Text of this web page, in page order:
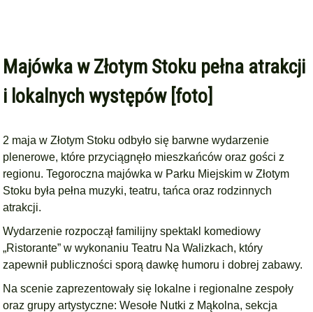
Majówka w Złotym Stoku pełna atrakcji
i lokalnych występów [foto]
2 maja w Złotym Stoku odbyło się barwne wydarzenie
plenerowe, które przyciągnęło mieszkańców oraz gości z
regionu. Tegoroczna majówka w Parku Miejskim w Złotym
Stoku była pełna muzyki, teatru, tańca oraz rodzinnych
atrakcji.
Wydarzenie rozpoczął familijny spektakl komediowy
„Ristorante” w wykonaniu Teatru Na Walizkach, który
zapewnił publiczności sporą dawkę humoru i dobrej zabawy.
Na scenie zaprezentowały się lokalne i regionalne zespoły
oraz grupy artystyczne: Wesołe Nutki z Mąkolna, sekcja